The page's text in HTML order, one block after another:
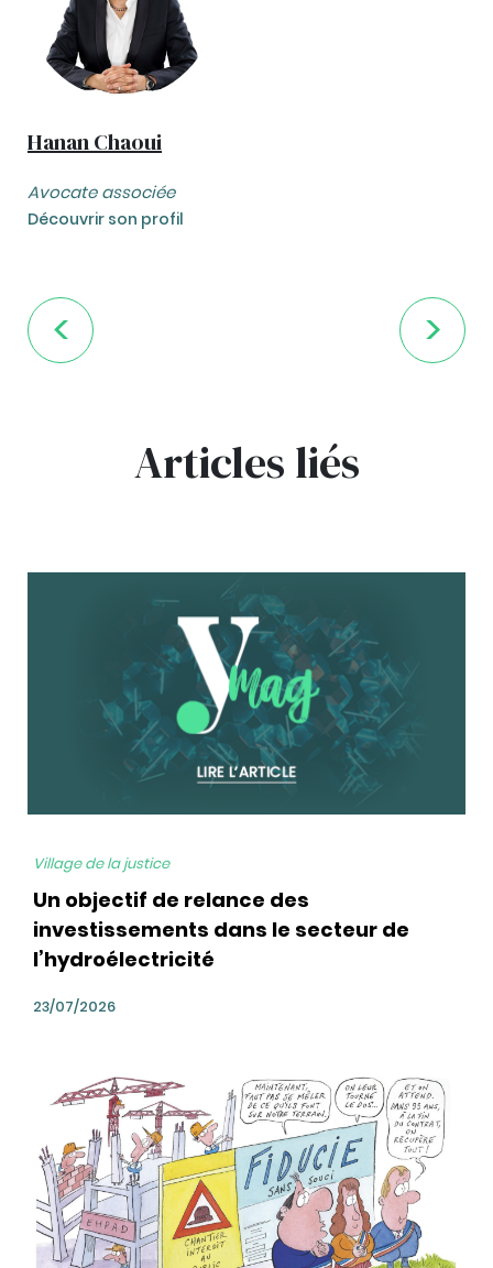
Hanan Chaoui
Avocate associée
Découvrir son profil
Articles liés
Village de la justice
Un objectif de relance des
investissements dans le secteur de
l’hydroélectricité
23/07/2026